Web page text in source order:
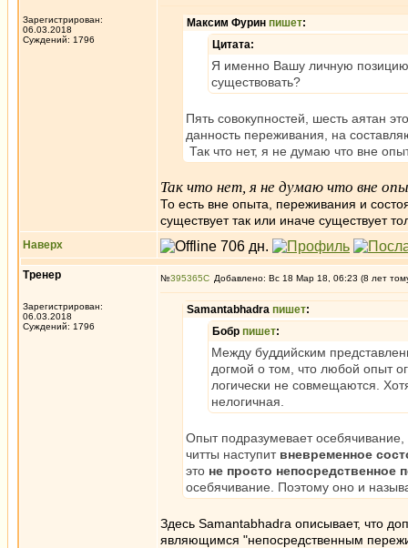
Зарегистрирован:
06.03.2018
Суждений: 1796
Максим Фурин пишет:
Цитата:
Я именно Вашу личную позицию
существовать?
Пять совокупностей, шесть аятан
данность переживания, на
Так что нет, я не думаю что вне
Так что нет, я не думаю что вне
То есть вне опыта, переживания и
существует так или иначе существует
Наверх
Тренер
Зарегистрирован:
06.03.2018
Суждений: 1796
№395365 Добавлено: Вс 18 Мар 18, 06:23 (8 лет
Samantabhadra пишет:
Бобр пишет:
Между буддийским
догмой о том, что любой опыт
логически не совмещаются.
нелогичная.
Опыт подразумевает
читты наступит вневременное
это не просто непосредственное
осебячивание. Поэтому оно и
Здесь Samantabhadra описывает, что
являющимся "непосредственным